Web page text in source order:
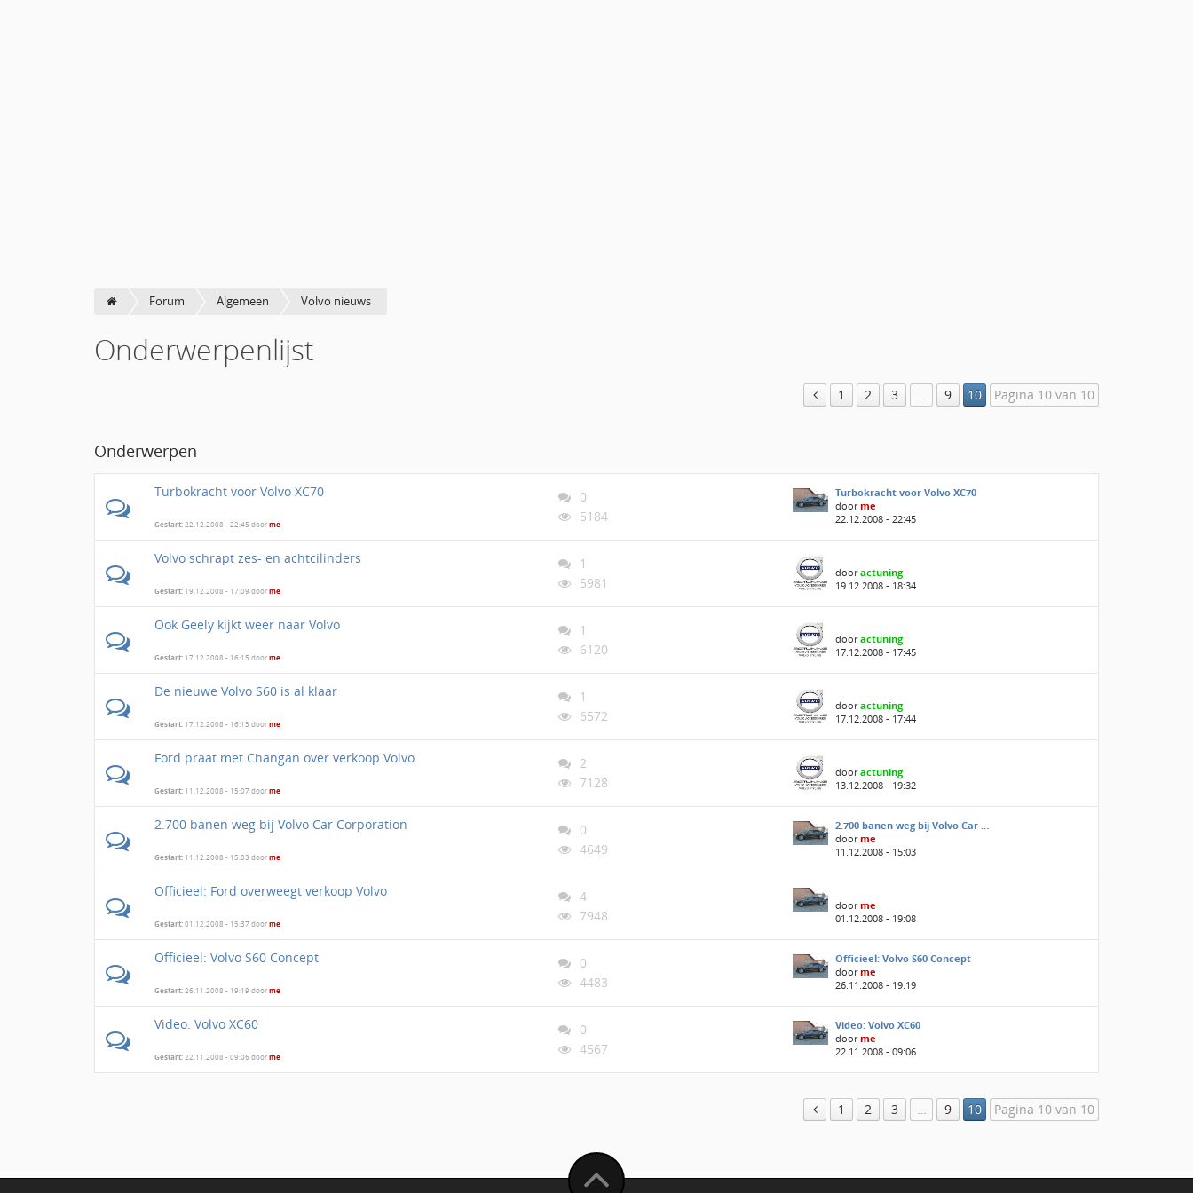
Forum Algemeen Volvo nieuws
Onderwerpenlijst
1 2 3 … 9 10 Pagina 10 van 10
Onderwerpen
Turbokracht voor Volvo XC70
Gestart: 22.12.2008 - 22:45 doorme
0
5184
Turbokracht voor Volvo XC70
doorme
22.12.2008 - 22:45
Volvo schrapt zes- en achtcilinders
Gestart: 19.12.2008 - 17:09 doorme
1
5981
dooractuning
19.12.2008 - 18:34
Ook Geely kijkt weer naar Volvo
Gestart: 17.12.2008 - 16:15 doorme
1
6120
dooractuning
17.12.2008 - 17:45
De nieuwe Volvo S60 is al klaar
Gestart: 17.12.2008 - 16:13 doorme
1
6572
dooractuning
17.12.2008 - 17:44
Ford praat met Changan over verkoop Volvo
Gestart: 11.12.2008 - 15:07 doorme
2
7128
dooractuning
13.12.2008 - 19:32
2.700 banen weg bij Volvo Car Corporation
Gestart: 11.12.2008 - 15:03 doorme
0
4649
2.700 banen weg bij Volvo Car …
doorme
11.12.2008 - 15:03
Officieel: Ford overweegt verkoop Volvo
Gestart:01.12.2008 - 15:37 doorme
4
7948
doorme
01.12.2008 - 19:08
Officieel: Volvo S60 Concept
Gestart: 26.11.2008 - 19:19 doorme
0
4483
Officieel: Volvo S60 Concept
doorme
26.11.2008 - 19:19
Video: Volvo XC60
Gestart: 22.11.2008 - 09:06 doorme
0
4567
Video: Volvo XC60
doorme
22.11.2008 - 09:06
1 2 3 … 9 10 Pagina 10 van 10